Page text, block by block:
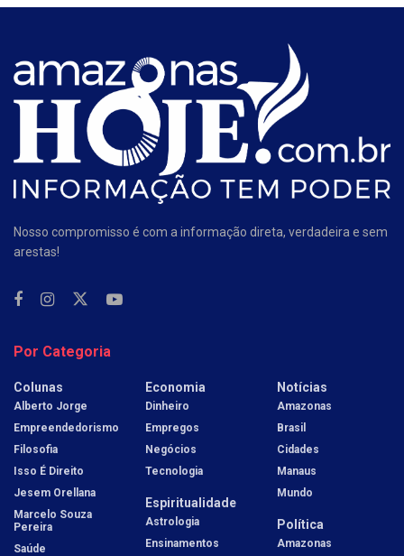
Nosso compromisso é com a informação direta, verdadeira e sem
arestas!
Por Categoria
Colunas
Alberto Jorge
Empreendedorismo
Filosofia
Isso É Direito
Jesem Orellana
Marcelo Souza
Pereira
Saúde
Economia
Dinheiro
Empregos
Negócios
Tecnologia
Espiritualidade
Astrologia
Ensinamentos
Notícias
Amazonas
Brasil
Cidades
Manaus
Mundo
Política
Amazonas